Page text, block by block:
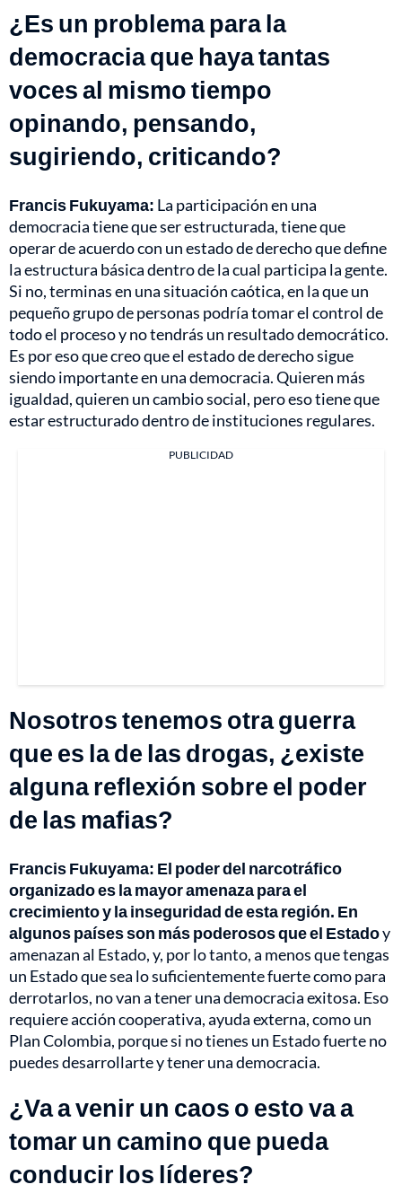
¿Es un problema para la
democracia que haya tantas
voces al mismo tiempo
opinando, pensando,
sugiriendo, criticando?
Francis Fukuyama: La participación en una
democracia tiene que ser estructurada, tiene que
operar de acuerdo con un estado de derecho que define
la estructura básica dentro de la cual participa la gente.
Si no, terminas en una situación caótica, en la que un
pequeño grupo de personas podría tomar el control de
todo el proceso y no tendrás un resultado democrático.
Es por eso que creo que el estado de derecho sigue
siendo importante en una democracia. Quieren más
igualdad, quieren un cambio social, pero eso tiene que
estar estructurado dentro de instituciones regulares.
PUBLICIDAD
Nosotros tenemos otra guerra
que es la de las drogas, ¿existe
alguna reflexión sobre el poder
de las mafias?
Francis Fukuyama: El poder del narcotráfico
organizado es la mayor amenaza para el
crecimiento y la inseguridad de esta región. En
algunos países son más poderosos que el Estadoy
amenazan al Estado, y, por lo tanto, a menos que tengas
un Estado que sea lo suficientemente fuerte como para
derrotarlos, no van a tener una democracia exitosa. Eso
requiere acción cooperativa, ayuda externa, como un
Plan Colombia, porque si no tienes un Estado fuerte no
puedes desarrollarte y tener una democracia.
¿Va a venir un caos o esto va a
tomar un camino que pueda
conducir los líderes?